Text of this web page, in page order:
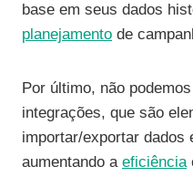
base em seus dados
planejamento de
Por último, não
integrações, que são
importar/exportar dados
aumentando a eficiência